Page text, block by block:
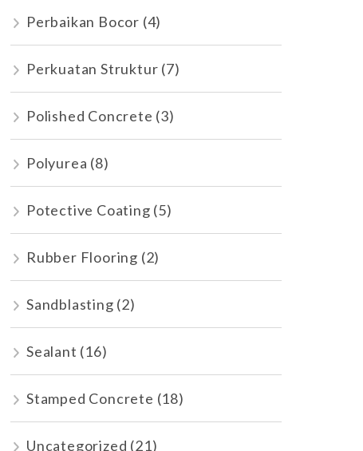
Perbaikan Bocor (4)
Perkuatan Struktur (7)
Polished Concrete (3)
Polyurea (8)
Potective Coating (5)
Rubber Flooring (2)
Sandblasting (2)
Sealant (16)
Stamped Concrete (18)
Uncategorized (21)